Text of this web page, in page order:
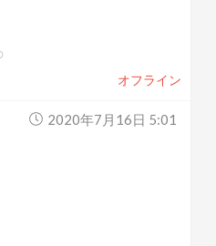
オフライン
2020年7月16日 5:01